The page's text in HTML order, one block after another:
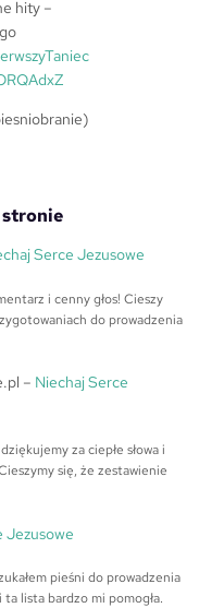
hity –
stronie
Serce Jezusowe
i cenny głos! Cieszy
do prowadzenia
– Niechaj Serce
za ciepłe słowa i
się, że zestawienie
Jezusowe
pieśni do prowadzenia
lista bardzo mi pomogła.